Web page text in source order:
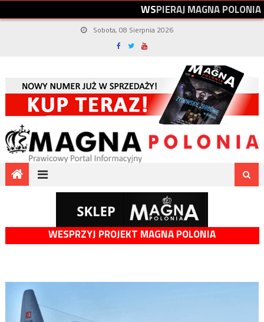
WSPIERAJMAGNAPOLONIA
Sobota, 08 Sierpnia 2026
WESPRZYJ PROJEKT MAGNA POLONIA